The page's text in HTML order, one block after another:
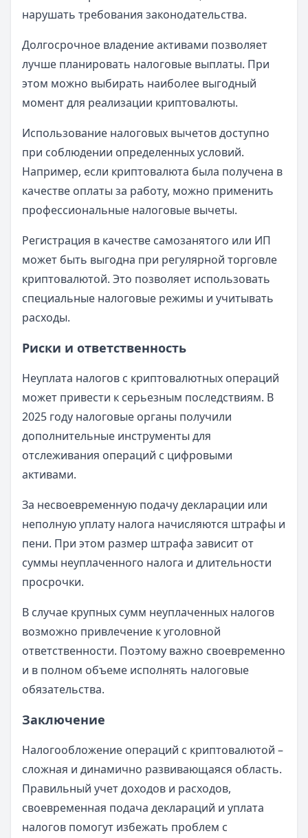
нарушать требования законодательства.
Долгосрочное владение активами позволяет
лучше планировать налоговые выплаты. При
этом можно выбирать наиболее выгодный
момент для реализации криптовалюты.
Использование налоговых вычетов доступно
при соблюдении определенных условий.
Например, если криптовалюта была получена в
качестве оплаты за работу, можно применить
профессиональные налоговые вычеты.
Регистрация в качестве самозанятого или ИП
может быть выгодна при регулярной торговле
криптовалютой. Это позволяет использовать
специальные налоговые режимы и учитывать
расходы.
Риски и ответственность
Неуплата налогов с криптовалютных операций
может привести к серьезным последствиям. В
2025 году налоговые органы получили
дополнительные инструменты для
отслеживания операций с цифровыми
активами.
За несвоевременную подачу декларации или
неполную уплату налога начисляются штрафы и
пени. При этом размер штрафа зависит от
суммы неуплаченного налога и длительности
просрочки.
В случае крупных сумм неуплаченных налогов
возможно привлечение к уголовной
ответственности. Поэтому важно своевременно
и в полном объеме исполнять налоговые
обязательства.
Заключение
Налогообложение операций с криптовалютой –
сложная и динамично развивающаяся область.
Правильный учет доходов и расходов,
своевременная подача деклараций и уплата
налогов помогут избежать проблем с